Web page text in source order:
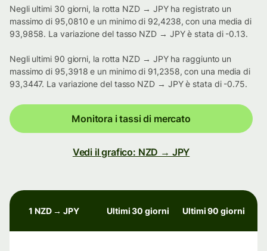
Negli ultimi 30 giorni, la rotta NZD → JPY ha registrato un
massimo di 95,0810 e un minimo di 92,4238, con una media di
93,9858. La variazione del tasso NZD → JPY è stata di -0.13.
Negli ultimi 90 giorni, la rotta NZD → JPY ha raggiunto un
massimo di 95,3918 e un minimo di 91,2358, con una media di
93,3447. La variazione del tasso NZD → JPY è stata di -0.75.
Monitora i tassi di mercato
Vedi il grafico: NZD → JPY
1 NZD → JPY Ultimi 30 giorni Ultimi 90 giorni